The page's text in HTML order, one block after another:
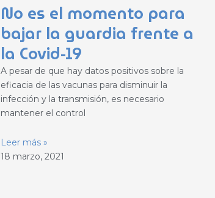
No es el momento para
bajar la guardia frente a
la Covid-19
A pesar de que hay datos positivos sobre la
eficacia de las vacunas para disminuir la
infección y la transmisión, es necesario
mantener el control
Leer más »
18 marzo, 2021